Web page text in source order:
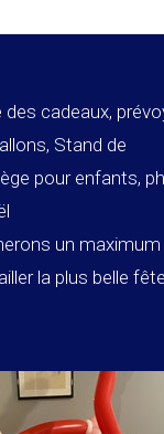
des cadeaux,
Stand de
pour enfants,
un maximum
la plus belle